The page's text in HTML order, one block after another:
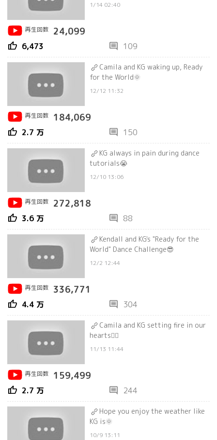
1/14 02:40
再生回数 24,099
thumb_up 6,473 comment 109
Camila and KG waking up, Ready
for the World🌞
12/12 11:32
再生回数 184,069
thumb_up 2.7 万 comment 150
KG always in pain during dance
tutorials😭
12/10 13:06
再生回数 272,818
thumb_up 3.6 万 comment 88
Kendall and KG's "Ready for the
World" Dance Challenge😎
12/2 12:44
再生回数 336,771
thumb_up 4.4 万 comment 304
Camila and KG setting fire in our
hearts❤️‍🔥
11/13 11:44
再生回数 159,499
thumb_up 2.7 万 comment 244
Hope you enjoy the weather like
KG is🌞
10/9 13:11